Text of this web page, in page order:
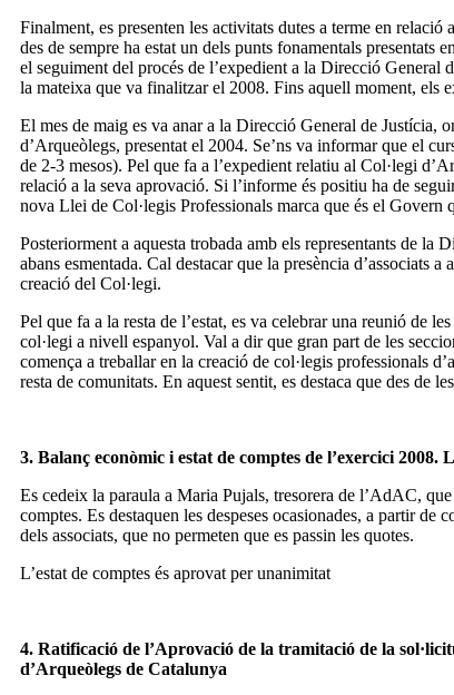
Finalment, es presenten les activitats dutes a terme en
des de sempre ha estat un dels punts fonamentals presentats
el seguiment del procés de l’expedient a la Direcció General
la mateixa que va finalitzar el 2008. Fins aquell moment, els
El mes de maig es va anar a la Direcció General de Justícia,
d’Arqueòlegs, presentat el 2004. Se’ns va informar que el
de 2-3 mesos). Pel que fa a l’expedient relatiu al Col·legi
relació a la seva aprovació. Si l’informe és positiu ha de
nova Llei de Col·legis Professionals marca que és el
Posteriorment a aquesta trobada amb els representants de la
abans esmentada. Cal destacar que la presència d’associats
creació del Col·legi.
Pel que fa a la resta de l’estat, es va celebrar una reunió de
col·legi a nivell espanyol. Val a dir que gran part de les
comença a treballar en la creació de col·legis professionals
resta de comunitats. En aquest sentit, es destaca que des de
3. Balanç econòmic i estat de comptes de l’exercici 2008.
Es cedeix la paraula a Maria Pujals, tresorera de l’AdAC,
comptes. Es destaquen les despeses ocasionades, a partir de
dels associats, que no permeten que es passin les quotes.
L’estat de comptes és aprovat per unanimitat
4. Ratificació de l’Aprovació de la tramitació de la
d’Arqueòlegs de Catalunya